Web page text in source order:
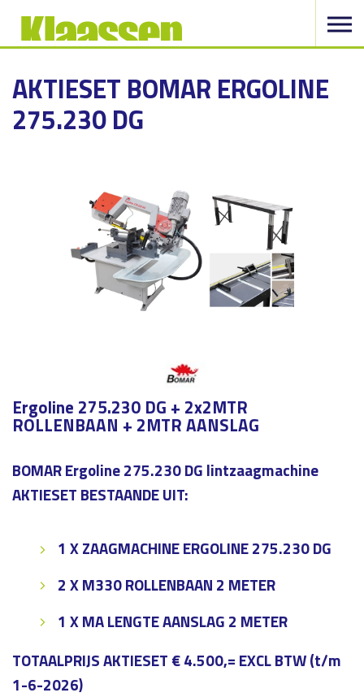
AKTIESET BOMAR ERGOLINE
275.230 DG
Ergoline 275.230 DG + 2x2MTR
ROLLENBAAN + 2MTR AANSLAG
BOMAR Ergoline 275.230 DG lintzaagmachine
AKTIESET BESTAANDE UIT:
1 X ZAAGMACHINE ERGOLINE 275.230 DG
2 X M330 ROLLENBAAN 2 METER
1 X MA LENGTE AANSLAG 2 METER
TOTAALPRIJS AKTIESET € 4.500,= EXCL BTW (t/m
1-6-2026)